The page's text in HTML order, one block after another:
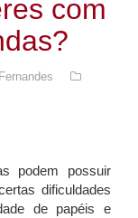
com
podem possuir
dificuldades
de papéis e